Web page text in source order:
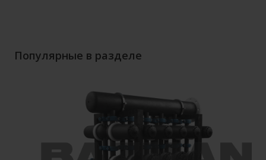
Популярные в разделе